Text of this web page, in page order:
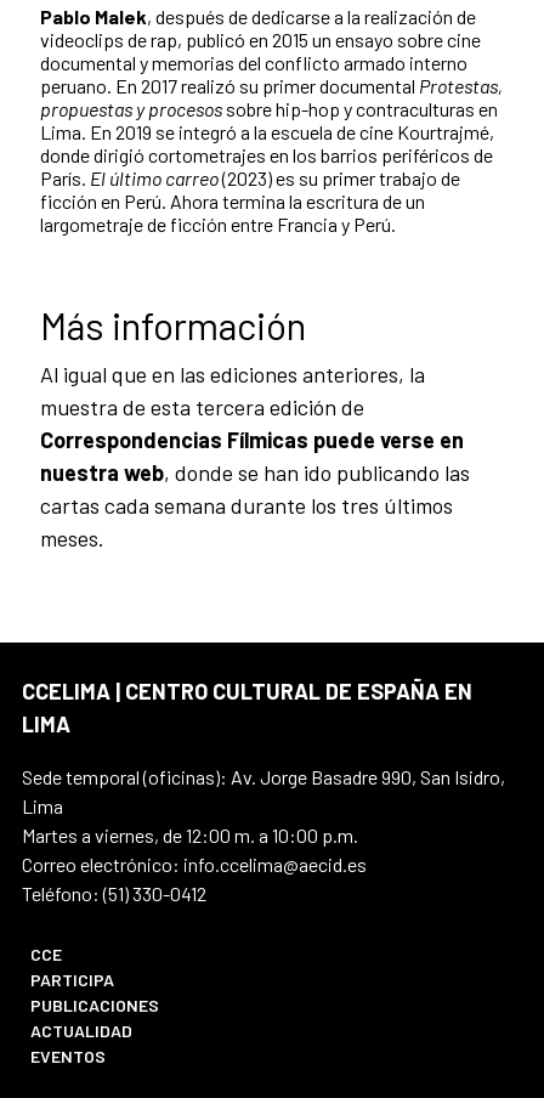
Pablo Malek, después de dedicarse a la realización de
videoclips de rap, publicó en 2015 un ensayo sobre cine
documental y memorias del conflicto armado interno
peruano. En 2017 realizó su primer documental Protestas,
propuestas y procesos sobre hip-hop y contraculturas en
Lima. En 2019 se integró a la escuela de cine Kourtrajmé,
donde dirigió cortometrajes en los barrios periféricos de
París. El último carreo(2023) es su primer trabajo de
ficción en Perú. Ahora termina la escritura de un
largometraje de ficción entre Francia y Perú.
Más información
Al igual que en las ediciones anteriores, la
muestra de esta tercera edición de
Correspondencias Fílmicas puede verse en
nuestra web, donde se han ido publicando las
cartas cada semana durante los tres últimos
meses.
CCELIMA | CENTRO CULTURAL DE ESPAÑA EN
LIMA
Sede temporal (oficinas): Av. Jorge Basadre 990, San Isidro,
Lima
Martes a viernes, de 12:00 m. a 10:00 p.m.
Correo electrónico: info.ccelima@aecid.es
Teléfono: (51) 330-0412
CCE
PARTICIPA
PUBLICACIONES
ACTUALIDAD
EVENTOS